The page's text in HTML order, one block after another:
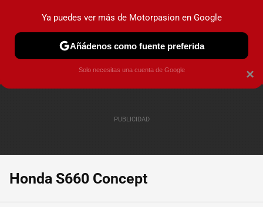
PRUEBAS COCHES ELÉCTRICOS OBSERVATORIO
Honda S660 Concept
×
Ya puedes ver más de Motorpasion en Google
Añádenos como fuente preferida
Solo necesitas una cuenta de Google